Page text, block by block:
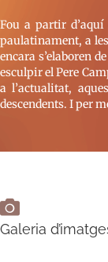
Fou a partir
paulatinament, a
encara s’elaboren
esculpir el Pere
a l’actualitat,
descendents. I per
Galeria